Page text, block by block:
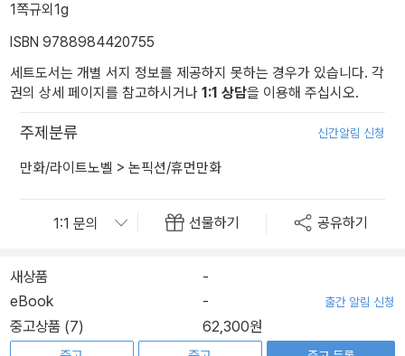
1쪽규외 1g
ISBN 9788984420755
세트도서는 개별 서지 정보를 제공하지 못하는 경우가 있습니다. 각
권의 상세 페이지를 참고하시거나 1:1 상담을 이용해 주십시오.
주제분류 신간알림 신청
만화/라이트노벨 > 논픽션/휴먼만화
선물하기 공유하기
새상품
-
eBook
- 출간 알림 신청
중고상품 (7) 62,300원